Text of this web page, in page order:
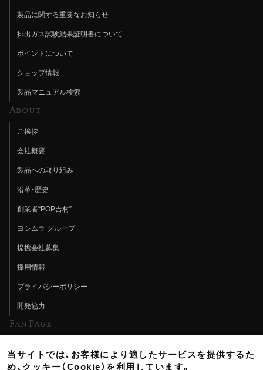
製品に関する重要なお知らせ
排出ガス試験結果証明書について
ポイントについて
ショップ情報
製品マニュアル検索
About
ご挨拶
会社概要
製品への取り組み
沿革・歴史
創業者“POP吉村”
ヨシムラ グループ
提携会社募集
採用情報
プライバシーポリシー
開発協力
Fan Page
ヨシムラTV
当サイトでは、お客様により適したサービスを提供するた
め、クッキー（Cookie）を利用しています。